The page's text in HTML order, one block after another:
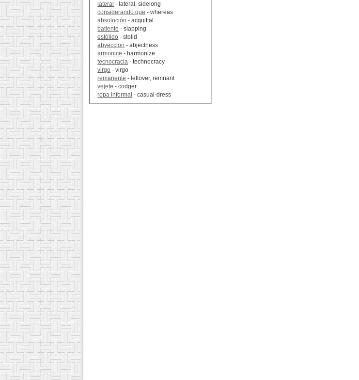
lateral - lateral, sidelong
considerando que - whereas
absolución - acquittal
batiente - slapping
estólido - stolid
abyeccion - abjectness
armonice - harmonize
tecnocracia - technocracy
virgo - virgo
remanente - leftover, remnant
vejete - codger
ropa informal - casual-dress